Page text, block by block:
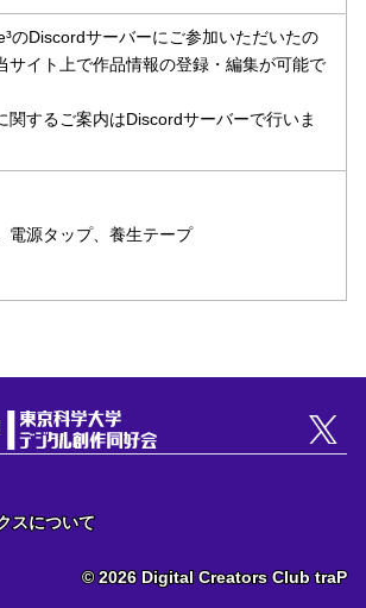
のDiscordサーバーにご参加いただいたの
サイト上で作品情報の登録・編集が可能で
関するご案内はDiscordサーバーで行いま
電源タップ、養生テープ
スについて
スについて
© 2026 Digital Creators Club traP
© 2026 Digital Creators Club traP